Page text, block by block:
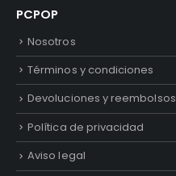
PCPOP
Nosotros
Términos y condiciones
Devoluciones y reembolsos
Política de privacidad
Aviso legal